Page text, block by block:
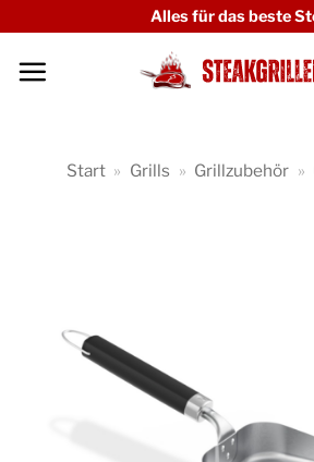
springen
Alles für das beste
Start » Grills » Grillzubehör »